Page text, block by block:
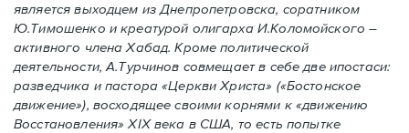
является выходцем из Днепропетровска, соратником
Ю.Тимошенко и креатурой олигарха И.Коломойского –
активного члена Хабад. Кроме политической
деятельности, А.Турчинов совмещает в себе две ипостаси:
разведчика и пастора «Церкви Христа» («Бостонское
движение»), восходящее своими корнями к «движению
Восстановления» XIX века в США, то есть попытке